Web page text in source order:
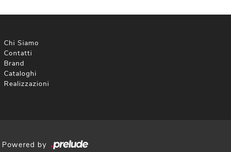
Chi Siamo
Contatti
Brand
Cataloghi
Realizzazioni
Powered by